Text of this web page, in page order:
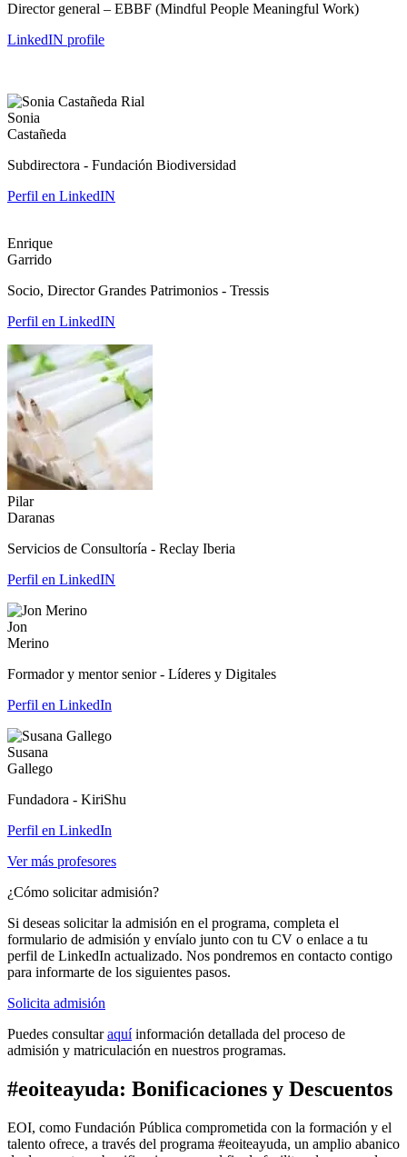
Director general – EBBF (Mindful People Meaningful Work)
LinkedIN profile
Sonia
Castañeda
Subdirectora - Fundación Biodiversidad
Perfil en LinkedIN
Enrique
Garrido
Socio, Director Grandes Patrimonios - Tressis
Perfil en LinkedIN
Pilar
Daranas
Servicios de Consultoría - Reclay Iberia
Perfil en LinkedIN
Jon
Merino
Formador y mentor senior - Líderes y Digitales
Perfil en LinkedIn
Susana
Gallego
Fundadora - KiriShu
Perfil en LinkedIn
Ver más profesores
¿Cómo solicitar admisión?
Si deseas solicitar la admisión en el programa, completa el
formulario de admisión y envíalo junto con tu CV o enlace a tu
perfil de LinkedIn actualizado. Nos pondremos en contacto contigo
para informarte de los siguientes pasos.
Solicita admisión
Puedes consultaraquíinformación detallada del proceso de
admisión y matriculación en nuestros programas.
#eoiteayuda: Bonificaciones y Descuentos
EOI, como Fundación Pública comprometida con la formación y el
talento ofrece, a través del programa #eoiteayuda, un amplio abanico